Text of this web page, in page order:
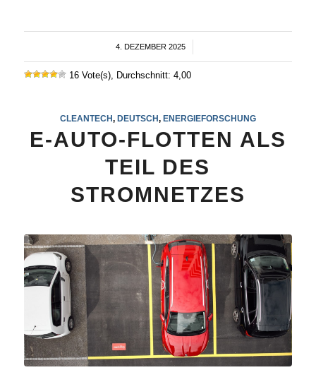
4. DEZEMBER 2025
/
16 Vote(s), Durchschnitt: 4,00
CLEANTECH, DEUTSCH, ENERGIEFORSCHUNG
E-AUTO-FLOTTEN ALS
TEIL DES
STROMNETZES